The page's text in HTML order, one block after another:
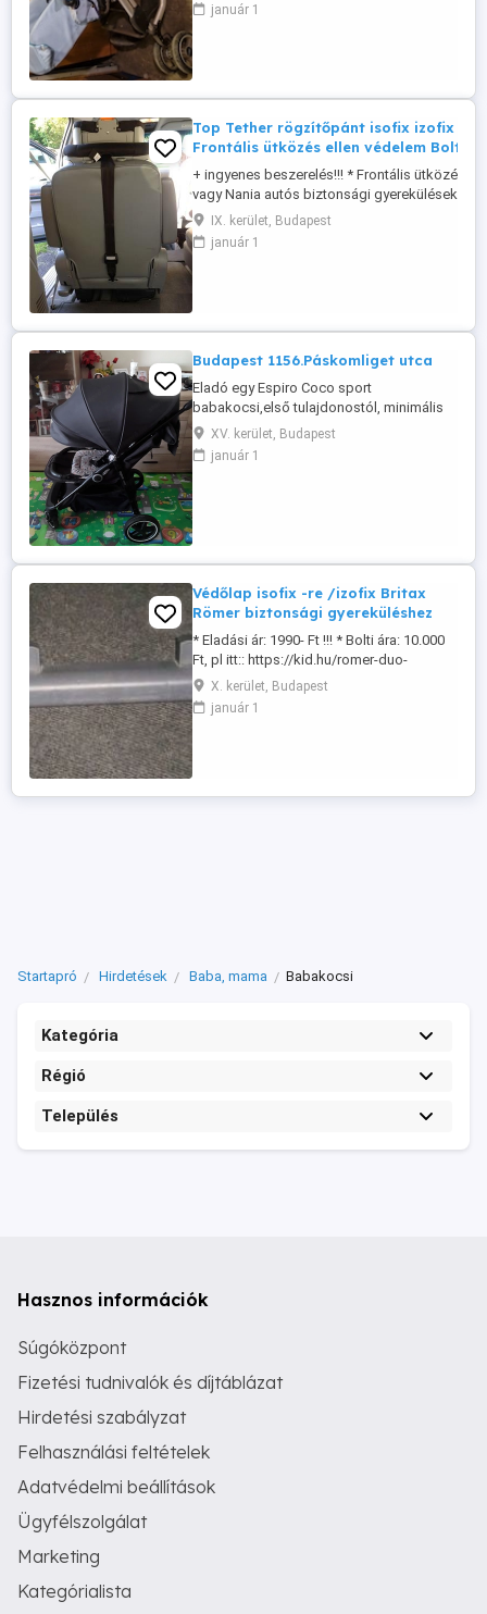
több tartozékkal. Irányár 10 000Ft db.
január 1
Top Tether rögzítőpánt isofix izofix
Frontális ütközés ellen védelem BoltiÁr
+ ingyenes beszerelés!!! * Frontális ütközés
vagy Nania autós biztonsági gyerekülésekhez
isofixes gyereküléshez használható! * * Bolti
https://www.brendon.hu/britax-romer-top-
ovcsat-2425601?
IX. kerület, Budapest
január 1
Budapest 1156.Páskomliget utca
Eladó egy Espiro Coco sport
babakocsi,első tulajdonostól, minimális
karcolások.Esővédővel!
XV. kerület, Budapest
január 1
Védőlap isofix -re /izofix Britax
Römer biztonsági gyereküléshez
* Eladási ár: 1990- Ft !!! * Bolti ára: 10.000
Ft, pl itt:: https://kid.hu/romer-duo-
vedolap-isofix-re?site_language= Ha nem
isofixesként használjuk a gyerekülést
akkor lezárhatjuk az izofix csatlakozókat
X. kerület, Budapest
január 1
Startapró Hirdetések Baba, mama Babakocsi
Kategória
Régió
Település
Hasznos információk
Súgóközpont
Fizetési tudnivalók és díjtáblázat
Hirdetési szabályzat
Felhasználási feltételek
Adatvédelmi beállítások
Ügyfélszolgálat
Marketing
Kategórialista